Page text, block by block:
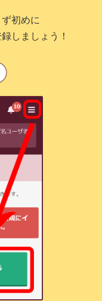
初めに
しましょう！